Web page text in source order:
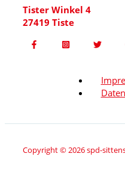
Tister Winkel 4
27419 Tiste
Copyright © 2026 spd-